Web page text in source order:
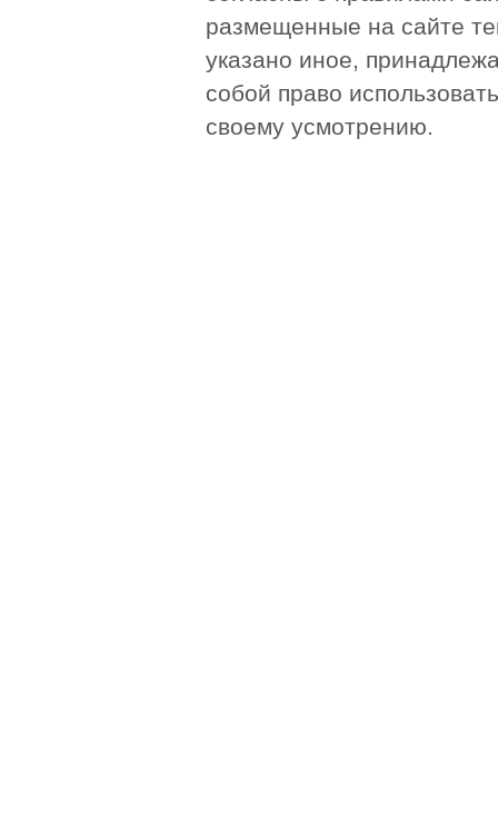
размещенные на сайте
указано иное,
собой право
своему усмотрению.